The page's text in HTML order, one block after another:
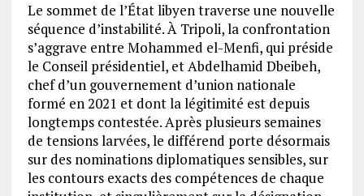
Le sommet de l’État libyen traverse une nouvelle
séquence d’instabilité. À Tripoli, la confrontation
s’aggrave entre Mohammed el-Menfi, qui préside
le Conseil présidentiel, et Abdelhamid Dbeibeh,
chef d’un gouvernement d’union nationale
formé en 2021 et dont la légitimité est depuis
longtemps contestée. Après plusieurs semaines
de tensions larvées, le différend porte désormais
sur des nominations diplomatiques sensibles, sur
les contours exacts des compétences de chaque